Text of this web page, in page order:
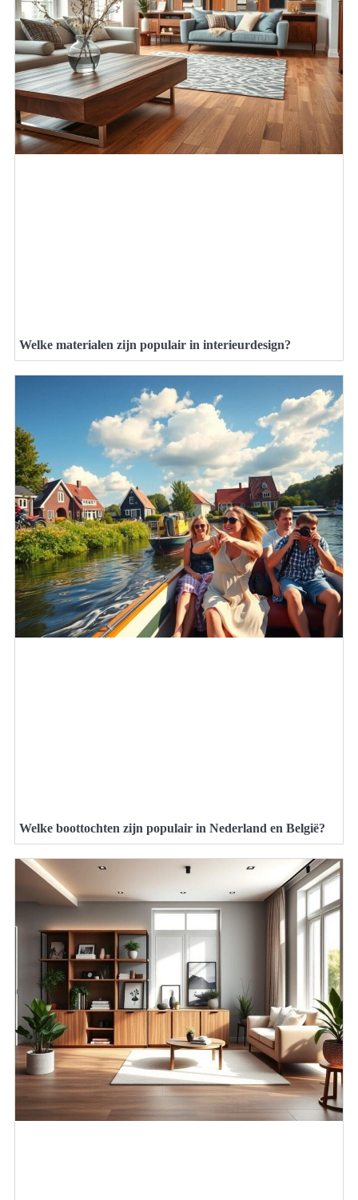
Welke materialen zijn populair in interieurdesign?
Welke boottochten zijn populair in Nederland en België?